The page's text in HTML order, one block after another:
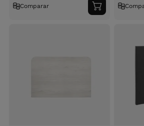
Comparar
Adicionar
ao